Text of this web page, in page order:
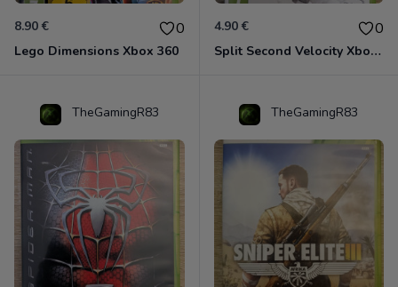
8.90 € 0
Lego Dimensions Xbox 360
4.90 € 0
Split Second Velocity Xbox 360
TheGamingR83 TheGamingR83